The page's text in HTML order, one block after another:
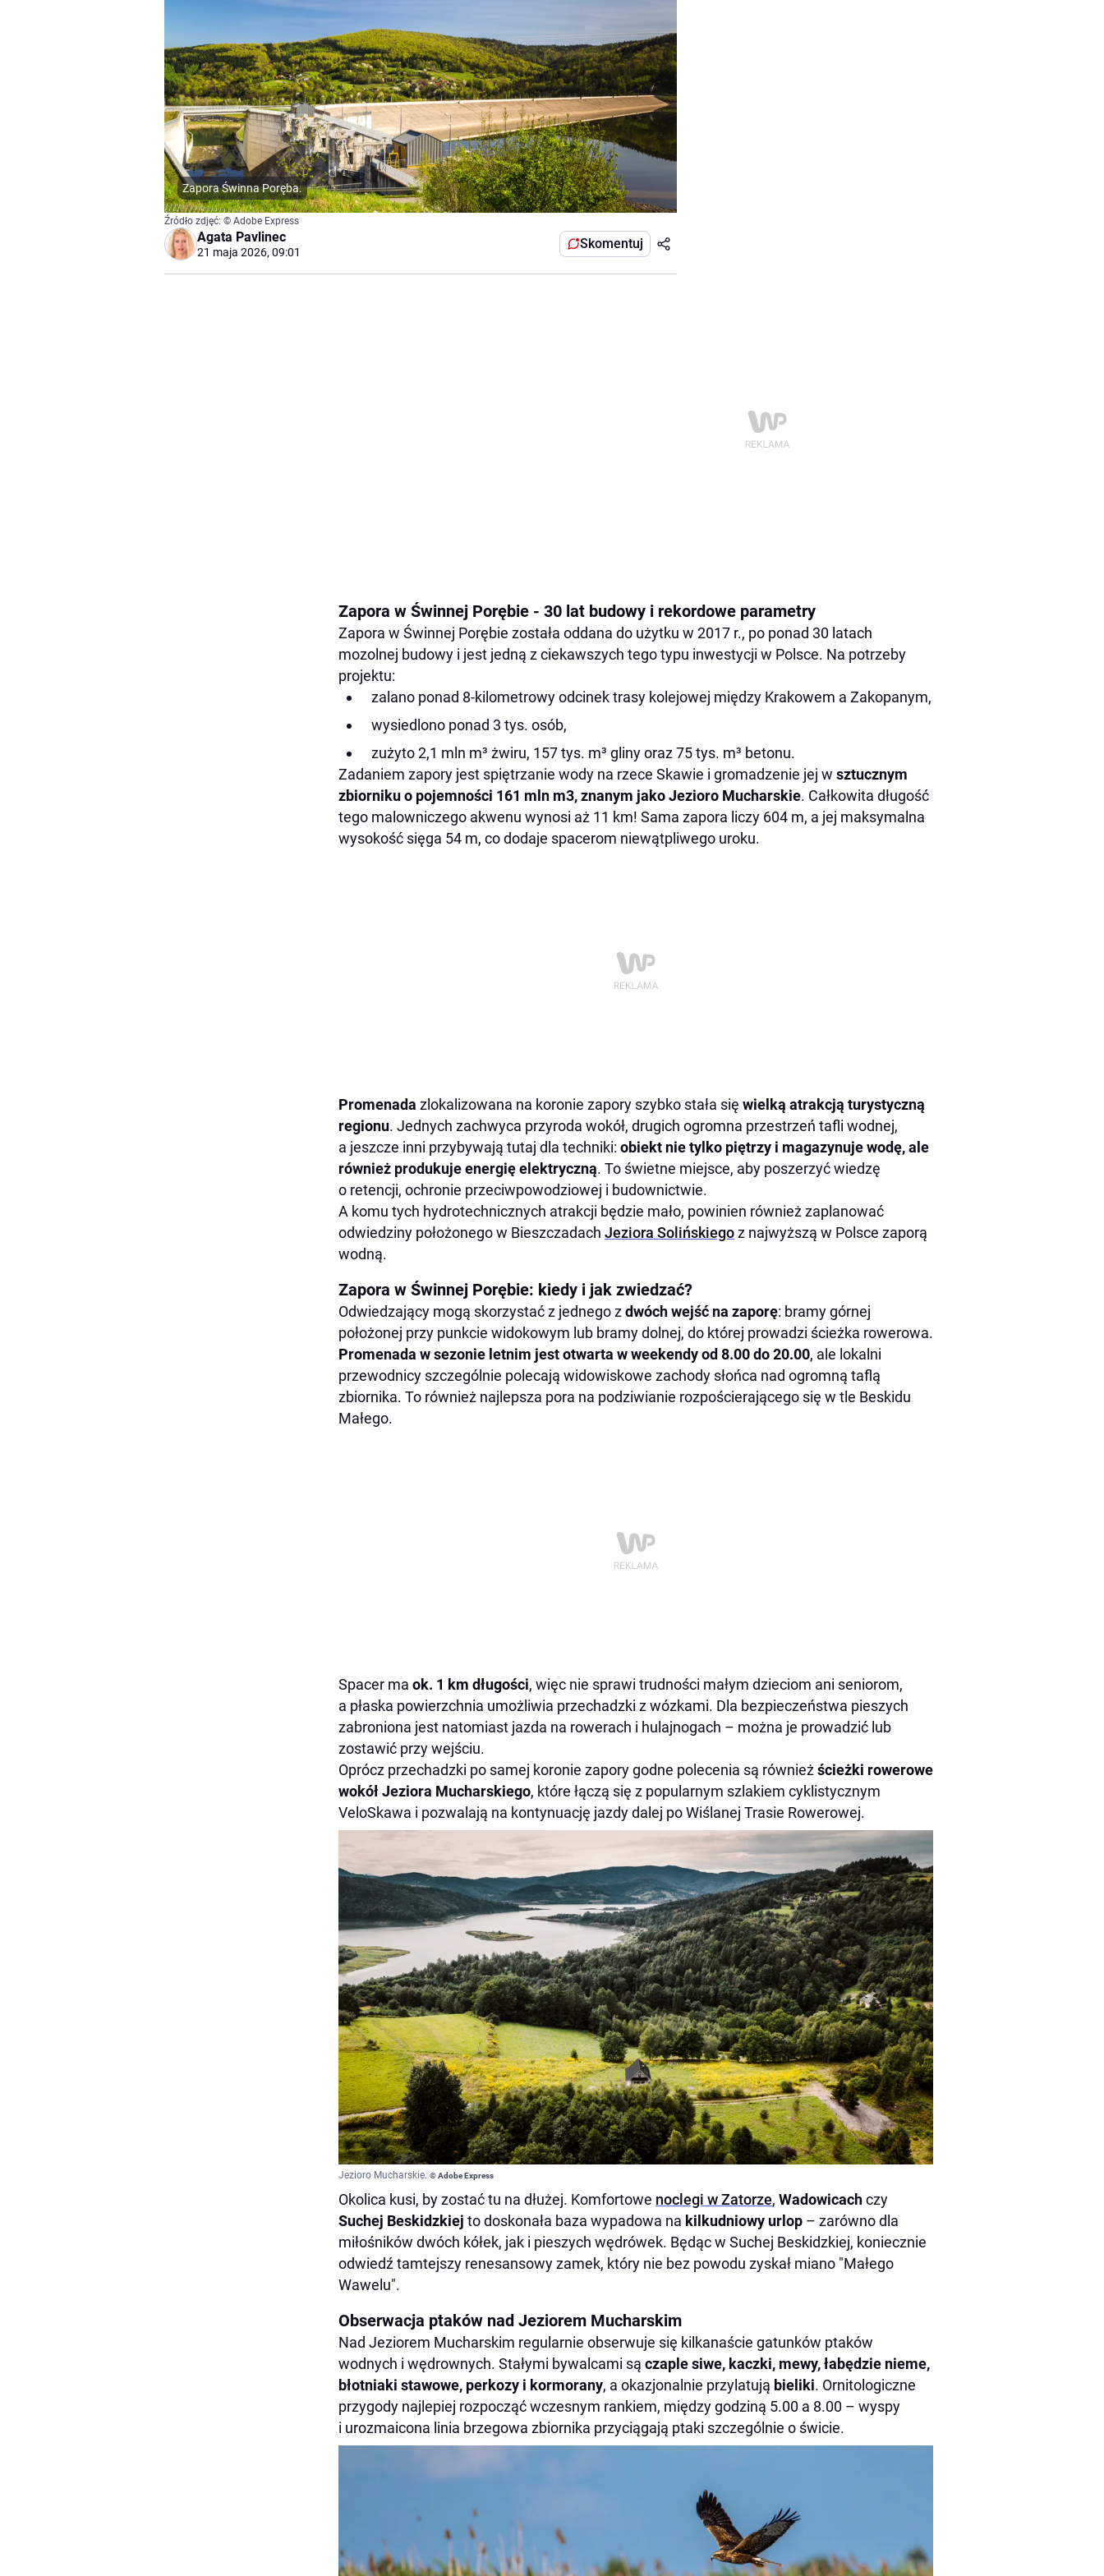
Zapora Świnna Poręba.
Źródło zdjęć: © Adobe Express
Agata Pavlinec
21 maja 2026, 09:01
Skomentuj
Zapora w Świnnej Porębie - 30 lat budowy i rekordowe parametry
Zapora w Świnnej Porębie została oddana do użytku w 2017 r., po ponad 30 latach
mozolnej budowy i jest jedną z ciekawszych tego typu inwestycji w Polsce. Na potrzeby
projektu:
zalano ponad 8-kilometrowy odcinek trasy kolejowej między Krakowem a Zakopanym,
wysiedlono ponad 3 tys. osób,
zużyto 2,1 mln m³ żwiru, 157 tys. m³ gliny oraz 75 tys. m³ betonu.
Zadaniem zapory jest spiętrzanie wody na rzece Skawie i gromadzenie jej w sztucznym
zbiorniku o pojemności 161 mln m3, znanym jako Jezioro Mucharskie. Całkowita długość
tego malowniczego akwenu wynosi aż 11 km! Sama zapora liczy 604 m, a jej maksymalna
wysokość sięga 54 m, co dodaje spacerom niewątpliwego uroku.
Promenada zlokalizowana na koronie zapory szybko stała się wielką atrakcją turystyczną
regionu. Jednych zachwyca przyroda wokół, drugich ogromna przestrzeń tafli wodnej,
a jeszcze inni przybywają tutaj dla techniki: obiekt nie tylko piętrzy i magazynuje wodę, ale
również produkuje energię elektryczną. To świetne miejsce, aby poszerzyć wiedzę
o retencji, ochronie przeciwpowodziowej i budownictwie.
A komu tych hydrotechnicznych atrakcji będzie mało, powinien również zaplanować
odwiedziny położonego w Bieszczadach Jeziora Solińskiegoz najwyższą w Polsce zaporą
wodną.
Zapora w Świnnej Porębie: kiedy i jak zwiedzać?
Odwiedzający mogą skorzystać z jednego zdwóch wejść na zaporę: bramy górnej
położonej przy punkcie widokowym lub bramy dolnej, do której prowadzi ścieżka rowerowa.
Promenada w sezonie letnim jest otwarta w weekendy od 8.00 do 20.00, ale lokalni
przewodnicy szczególnie polecają widowiskowe zachody słońca nad ogromną taflą
zbiornika. To również najlepsza pora na podziwianie rozpościerającego się w tle Beskidu
Małego.
Spacer ma ok. 1 km długości, więc nie sprawi trudności małym dzieciom ani seniorom,
a płaska powierzchnia umożliwia przechadzki z wózkami. Dla bezpieczeństwa pieszych
zabroniona jest natomiast jazda na rowerach i hulajnogach – można je prowadzić lub
zostawić przy wejściu.
Oprócz przechadzki po samej koronie zapory godne polecenia są równieżścieżki rowerowe
wokół Jeziora Mucharskiego, które łączą się z popularnym szlakiem cyklistycznym
VeloSkawa i pozwalają na kontynuację jazdy dalej po Wiślanej Trasie Rowerowej.
Jezioro Mucharskie. © Adobe Express
Okolica kusi, by zostać tu na dłużej. Komfortowe noclegi w Zatorze, Wadowicachczy
Suchej Beskidzkiej to doskonała baza wypadowa na kilkudniowy urlop – zarówno dla
miłośników dwóch kółek, jak i pieszych wędrówek. Będąc w Suchej Beskidzkiej, koniecznie
odwiedź tamtejszy renesansowy zamek, który nie bez powodu zyskał miano "Małego
Wawelu".
Obserwacja ptaków nad Jeziorem Mucharskim
Nad Jeziorem Mucharskim regularnie obserwuje się kilkanaście gatunków ptaków
wodnych i wędrownych. Stałymi bywalcami są czaple siwe, kaczki, mewy, łabędzie nieme,
błotniaki stawowe, perkozy i kormorany, a okazjonalnie przylatują bieliki. Ornitologiczne
przygody najlepiej rozpocząć wczesnym rankiem, między godziną 5.00 a 8.00 – wyspy
i urozmaicona linia brzegowa zbiornika przyciągają ptaki szczególnie o świcie.